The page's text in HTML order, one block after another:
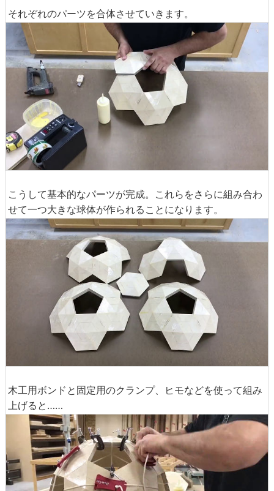
それぞれのパーツを合体させていきます。
こうして基本的なパーツが完成。これらをさらに組み合わ
せて一つ大きな球体が作られることになります。
木工用ボンドと固定用のクランプ、ヒモなどを使って組み
上げると……